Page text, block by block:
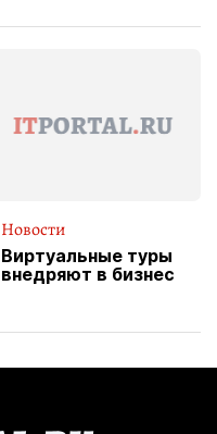
вводит
Новости
Виртуальные туры
внедряют в бизнес